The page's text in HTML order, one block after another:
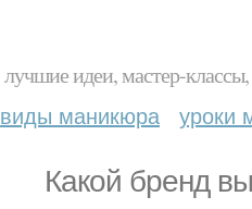
лучшие идеи, мастер-
виды маникюра уроки
Какой бренд